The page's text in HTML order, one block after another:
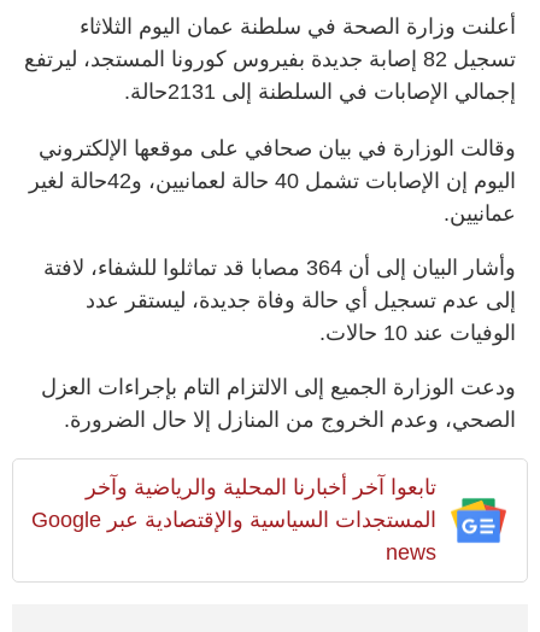
أعلنت وزارة الصحة في سلطنة عمان اليوم الثلاثاء
تسجيل 82 إصابة جديدة بفيروس كورونا المستجد، ليرتفع
إجمالي الإصابات في السلطنة إلى 2131حالة.
وقالت الوزارة في بيان صحافي على موقعها الإلكتروني
اليوم إن الإصابات تشمل 40 حالة لعمانيين، و42حالة لغير
عمانيين.
وأشار البيان إلى أن 364 مصابا قد تماثلوا للشفاء، لافتة
إلى عدم تسجيل أي حالة وفاة جديدة، ليستقر عدد
الوفيات عند 10 حالات.
ودعت الوزارة الجميع إلى الالتزام التام بإجراءات العزل
الصحي، وعدم الخروج من المنازل إلا حال الضرورة.
تابعوا آخر أخبارنا المحلية والرياضية وآخر
المستجدات السياسية والإقتصادية عبر Google
news